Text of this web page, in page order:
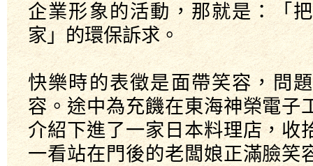
企業形象的活動，那就是：「
家」的環保訴求。
快樂時的表徵是面帶笑容，問
容。途中為充饑在東海神榮電子
介紹下進了一家日本料理店，收
一看站在門後的老闆娘正滿臉笑